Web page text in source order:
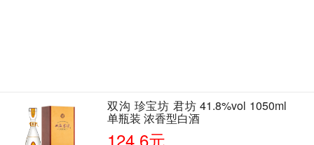
双沟 珍宝坊 君坊 41.8%vol 1050ml
单瓶装 浓香型白酒
124.6元